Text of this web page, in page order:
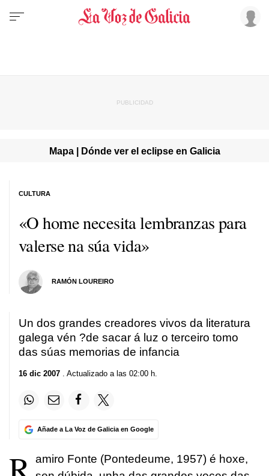
Mapa | Dónde ver el eclipse en Galicia
«O home necesita lembranzas para
valerse na súa vida»
RAMÓN LOUREIRO
CULTURA
Un dos grandes creadores vivos da literatura
galega vén ?de sacar á luz o terceiro tomo
das súas memorias de infancia
16 dic 2007 . Actualizado a las 02:00 h.
Añade a La Voz de Galicia en Google
amiro Fonte (Pontedeume, 1957) é hoxe,